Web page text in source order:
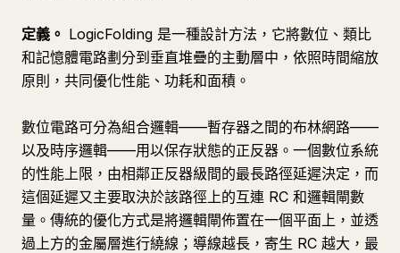
定義。 LogicFolding 是一種設計方法，它將數位、類比
和記憶體電路劃分到垂直堆疊的主動層中，依照時間縮放
原則，共同優化性能、功耗和面積。
數位電路可分為組合邏輯——暫存器之間的布林網路——
以及時序邏輯——用以保存狀態的正反器。一個數位系統
的性能上限，由相鄰正反器級間的最長路徑延遲決定，而
這個延遲又主要取決於該路徑上的互連 RC 和邏輯閘數
量。傳統的優化方式是將邏輯閘佈置在一個平面上，並透
過上方的金屬層進行繞線；導線越長，寄生 RC 越大，最